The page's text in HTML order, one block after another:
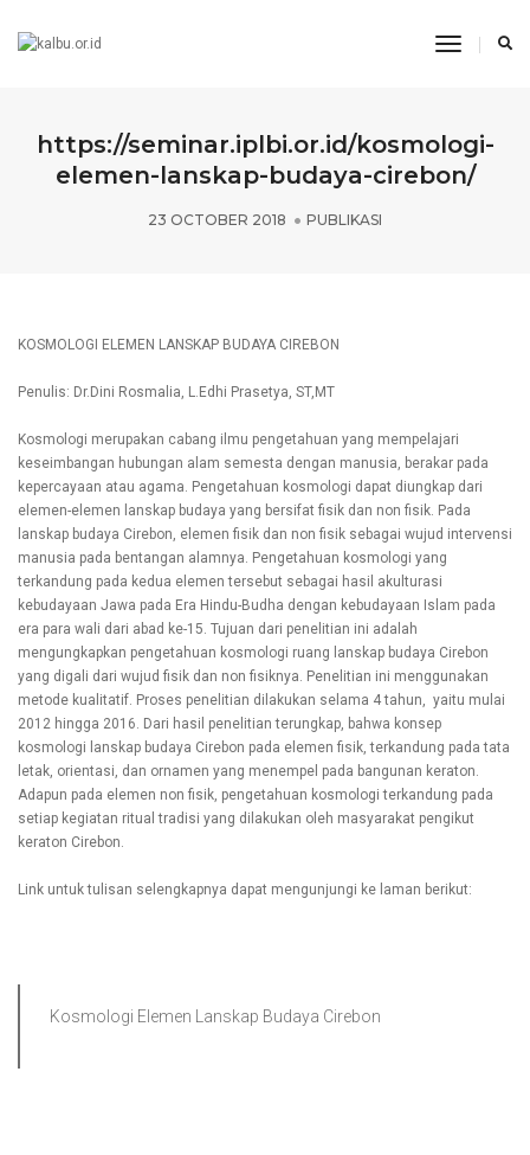
Toggle
https://seminar.iplbi.or.id/kosmologi-
elemen-lanskap-budaya-cirebon/
23 OCTOBER 2018 PUBLIKASI
KOSMOLOGI ELEMEN LANSKAP BUDAYA CIREBON
Penulis: Dr.Dini Rosmalia, L.Edhi Prasetya, ST,MT
Kosmologi merupakan cabang ilmu pengetahuan yang mempelajari
keseimbangan hubungan alam semesta dengan manusia, berakar pada
kepercayaan atau agama. Pengetahuan kosmologi dapat diungkap dari
elemen-elemen lanskap budaya yang bersifat fisik dan non fisik. Pada
lanskap budaya Cirebon, elemen fisik dan non fisik sebagai wujud intervensi
manusia pada bentangan alamnya. Pengetahuan kosmologi yang
terkandung pada kedua elemen tersebut sebagai hasil akulturasi
kebudayaan Jawa pada Era Hindu-Budha dengan kebudayaan Islam pada
era para wali dari abad ke-15. Tujuan dari penelitian ini adalah
mengungkapkan pengetahuan kosmologi ruang lanskap budaya Cirebon
yang digali dari wujud fisik dan non fisiknya. Penelitian ini menggunakan
metode kualitatif. Proses penelitian dilakukan selama 4 tahun, yaitu mulai
2012 hingga 2016. Dari hasil penelitian terungkap, bahwa konsep
kosmologi lanskap budaya Cirebon pada elemen fisik, terkandung pada tata
letak, orientasi, dan ornamen yang menempel pada bangunan keraton.
Adapun pada elemen non fisik, pengetahuan kosmologi terkandung pada
setiap kegiatan ritual tradisi yang dilakukan oleh masyarakat pengikut
keraton Cirebon.
Link untuk tulisan selengkapnya dapat mengunjungi ke laman berikut:
Kosmologi Elemen Lanskap Budaya Cirebon